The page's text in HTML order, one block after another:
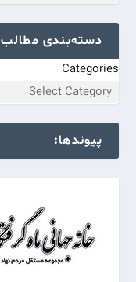
دسته‌بندی مطالب
Categories
پیوندها: